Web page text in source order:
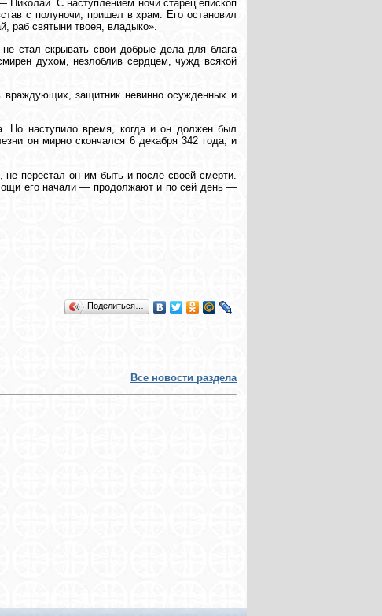
С наступлением ночи старец епископ
с полуночи, пришел в храм. Его остановил
раб святыни твоея, владыко».
стал скрывать свои добрые дела для блага
духом, незлоблив сердцем, чужд всякой
враждующих, защитник невинно осужденных и
Но наступило время, когда и он должен был
он мирно скончался 6 декабря 342 года, и
перестал он им быть и после своей смерти.
его начали — продолжают и по сей день —
Поделиться…
Все новости раздела